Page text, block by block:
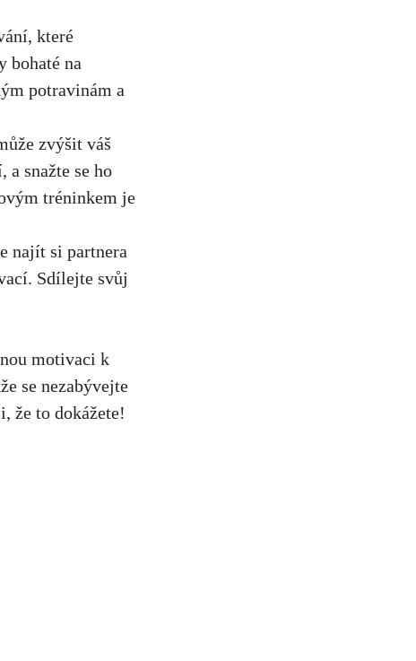
které
bohaté na
potravinám a
zvýšit váš
‌snažte se ho
tréninkem je
najít si partnera
Sdílejte svůj
motivaci k
se nezabývejte
že to dokážete!